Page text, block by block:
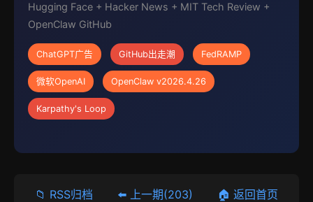
Hugging Face + Hacker News + MIT Tech Review +
OpenClaw GitHub
ChatGPT广告 GitHub出走潮 FedRAMP
微软OpenAI OpenClaw v2026.4.26
Karpathy's Loop
📁 RSS归档 ⬅️ 上一期(203) 🏠 返回首页